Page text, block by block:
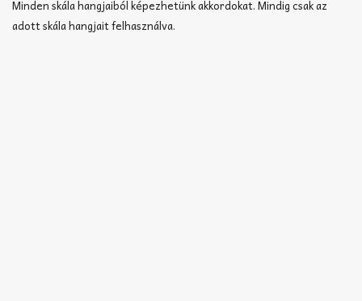
Minden skála hangjaiból képezhetünk akkordokat. Mindig csak az
adott skála hangjait felhasználva.